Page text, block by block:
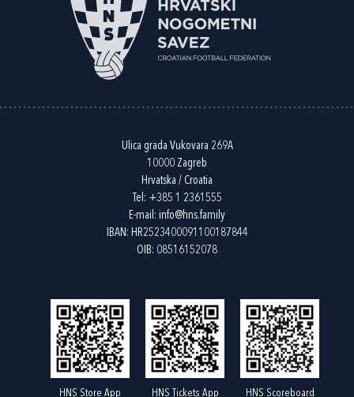
Ulica grada Vukovara 269A
10000 Zagreb
Hrvatska / Croatia
Tel: +385 1 2361555
E-mail: info@hns.family
IBAN: HR2523400091100187844
OIB: 08516152078
HNS Store App HNS Tickets App HNS Scoreboard